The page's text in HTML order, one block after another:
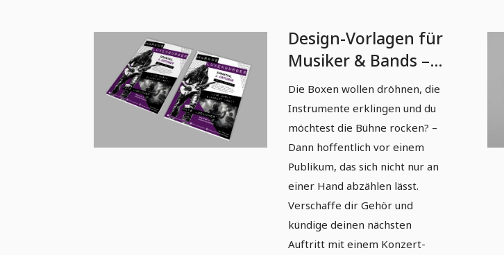
Design-Vorlagen für
Musiker & Bands –
Vol. 1: Band-Plakat,
Konzert-Poster
Die Boxen wollen dröhnen, die
Instrumente erklingen und du
möchtest die Bühne rocken? –
Dann hoffentlich vor einem
Publikum, das sich nicht nur an
einer Hand abzählen lässt.
Verschaffe dir Gehör und
kündige deinen nächsten
Auftritt mit einem Konzert-